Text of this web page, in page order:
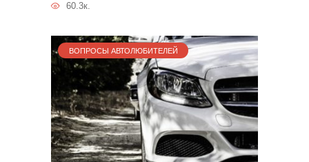
60.3к.
ВОПРОСЫ АВТОЛЮБИТЕЛЕЙ